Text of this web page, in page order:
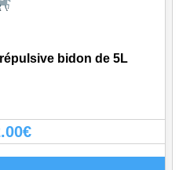
bidon de 5L
€